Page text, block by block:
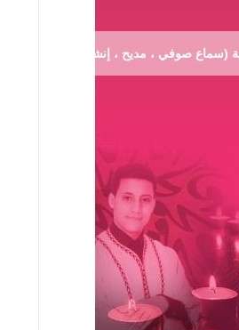
(سماع صوفي ، مديح ، إنشاد ...)